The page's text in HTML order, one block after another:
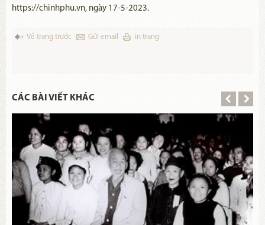
https://chinhphu.vn, ngày 17-5-2023.
Về trang trước Gửi email in trang
CÁC BÀI VIẾT KHÁC